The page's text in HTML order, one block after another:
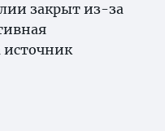
закрыт из-за
источник